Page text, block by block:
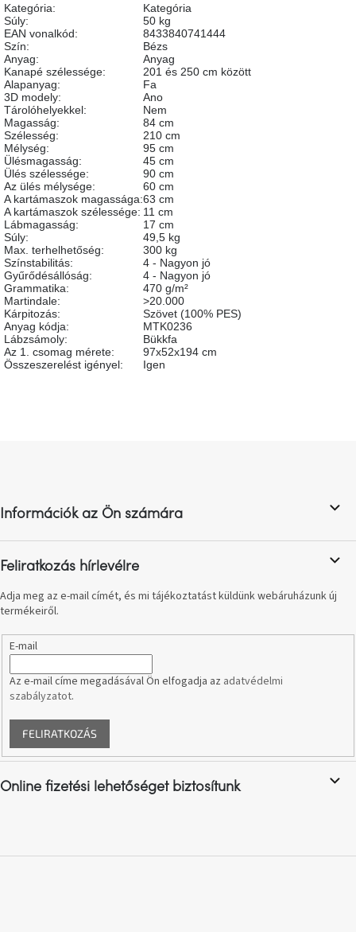
Woodman
kedvezményesen
Anyák
napja
Egy
étkező,
amely
szórakoztat!
A
8.
születésnap
megünneplése
A
kedvenceid
Hírek
kollekció
repül
A
hullámon
Fedezze
fel
sötét
Kis
részlet,
változás
Kategória:
Kategória
Súly:
50 kg
EAN vonalkód:
8433840741444
Szín:
Bézs
Anyag:
Anyag
Kanapé szélessége:
201 és 250 cm között
Alapanyag:
Fa
3D modely:
Ano
Tárolóhelyekkel:
Nem
Magasság:
84 cm
Szélesség:
210 cm
Mélység:
95 cm
Ülésmagasság:
45 cm
Ülés szélessége:
90 cm
Az ülés mélysége:
60 cm
A kartámaszok magassága:63 cm
A kartámaszok szélessége: 11 cm
Lábmagasság:
17 cm
Súly:
49,5 kg
Max. terhelhetőség:
300 kg
Színstabilitás:
4 - Nagyon jó
Gyűrődésállóság:
4 - Nagyon jó
Grammatika:
470 g/m²
Martindale:
>20.000
Kárpitozás:
Szövet (100% PES)
Anyag kódja:
MTK0236
Lábzsámoly:
Bükkfa
Az 1. csomag mérete:
97x52x194 cm
Összeszerelést igényel: Igen
éInformációk az Ön számára
Feliratkozás hírlevélre
Adja meg az e-mail címét, és mi tájékoztatást küldünk webáruházunk új
termékeiről.
E-mail
Az e-mail címe megadásával Ön elfogadja az adatvédelmi
szabályzatot.
FELIRATKOZÁS
Online fizetési lehetőséget biztosítunk